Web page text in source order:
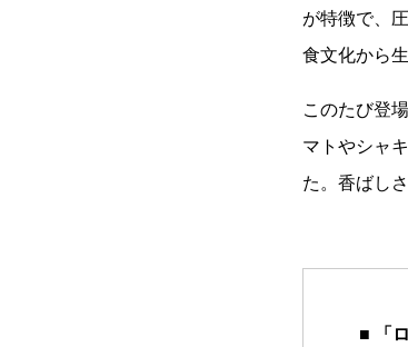
が特徴で、
食文化から
このたび登
マトやシャ
た。香ばし
■ 「